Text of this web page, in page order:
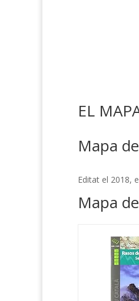
EL
Mapa
Editat el 2018,
Mapa